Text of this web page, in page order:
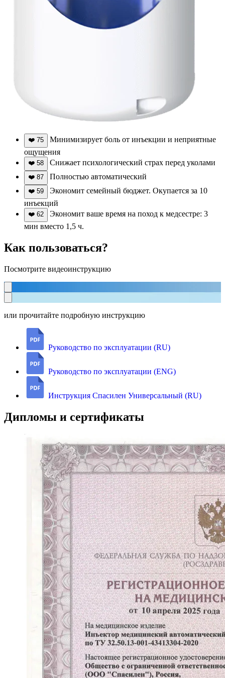
❤️ 75
Минимизирует боль от инъекции и неприятные
ощущения
❤️ 58 Снижает психологический страх перед уколами
❤️ 87 Полностью автоматический
❤️ 59
Экономит семейный бюджет. Окупается за 10
инъекций
❤️ 62
Экономит ваше время на поход к медсестре: 3
мин вместо 1,5 ч.
Как пользоваться?
Посмотрите видеоинструкцию
или прочитайте подробную инструкцию
Руководство по эксплуатации (RU)
Руководство по эксплуатации (ENG)
Инструкция Спасилен Универсальный (RU)
Дипломы и сертификаты